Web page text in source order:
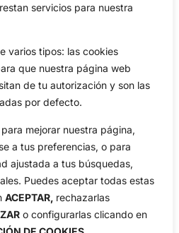
servicios para nuestra
varios tipos: las cookies
que nuestra página web
de tu autorización y son las
por defecto.
mejorar nuestra página,
a tus preferencias, o para
ajustada a tus búsquedas,
Puedes aceptar todas estas
ACEPTAR, rechazarlas
o configurarlas clicando en
Ryder Cup, DP World Tour, LPGA
Jon Rahm
Ryder Cup
Reglas
Vídeos
De Interés